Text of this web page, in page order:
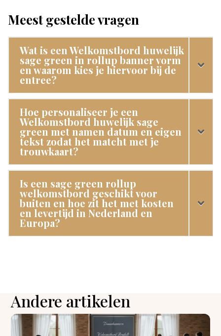
Meest gestelde vragen
Wat is een Welkomstbord huwelijk
sage green in rollup banner vorm
en waarom kies je hiervoor bij de
entree?
Hoe personaliseer je een
Welkomstbord huwelijk sage
green met namen datum en eigen
tekst zodat het matcht met je
trouwkaart?
Is een sage green rollup
welkomstbord geschikt voor
buiten en hoe zit het met kosten
en levertijd in Nederland en
Europa?
Andere artikelen